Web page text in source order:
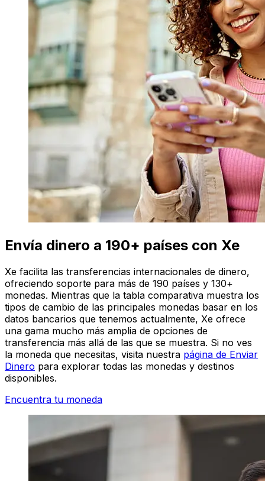
Envía dinero a 190+ países con Xe
Xe facilita las transferencias internacionales de dinero,
ofreciendo soporte para más de 190 países y 130+
monedas. Mientras que la tabla comparativa muestra los
tipos de cambio de las principales monedas basar en los
datos bancarios que tenemos actualmente, Xe ofrece
una gama mucho más amplia de opciones de
transferencia más allá de las que se muestra. Si no ves
la moneda que necesitas, visita nuestra página de Enviar
Dinero para explorar todas las monedas y destinos
disponibles.
Encuentra tu moneda